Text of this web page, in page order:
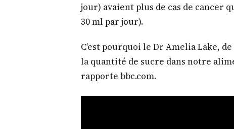
jour) avaient plus de cas de cancer
30 ml par jour).
C’est pourquoi le Dr Amelia Lake,
la quantité de sucre dans notre
rapporte bbc.com.